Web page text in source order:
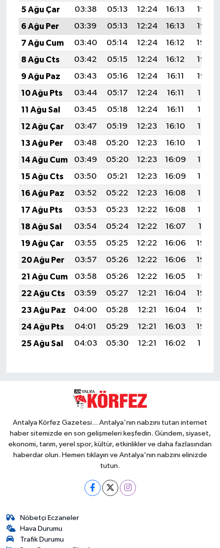
5 Ağu Çar
03:38 05:13 12:24 16:13
19:26
6 Ağu Per
03:39 05:13 12:24 16:13
19:25
7 Ağu Cum
03:40 05:14 12:24 16:12
19:24
8 Ağu Cts
03:42 05:15 12:24 16:12
19:23
9 Ağu Paz
03:43 05:16 12:24 16:11
19:22
10 Ağu Pts
03:44 05:17 12:24 16:11
19:21
11 Ağu Sal
03:45 05:18 12:24 16:11
19:19
12 Ağu Çar
03:47 05:19 12:23 16:10
19:18
13 Ağu Per
03:48 05:20 12:23 16:10
19:17
14 Ağu Cum
03:49 05:20 12:23 16:09
19:16
15 Ağu Cts
03:50 05:21 12:23 16:09
19:15
16 Ağu Paz
03:52 05:22 12:23 16:08
19:13
17 Ağu Pts
03:53 05:23 12:22 16:08
19:12
18 Ağu Sal
03:54 05:24 12:22 16:07
19:11
19 Ağu Çar
03:55 05:25 12:22 16:06
19:09
20 Ağu Per
03:57 05:26 12:22 16:06
19:08
21 Ağu Cum
03:58 05:26 12:22 16:05
19:07
22 Ağu Cts
03:59 05:27 12:21 16:04
19:05
23 Ağu Paz
04:00 05:28 12:21 16:04
19:04
24 Ağu Pts
04:01 05:29 12:21 16:03
19:03
25 Ağu Sal
04:03 05:30 12:21 16:02 19:01
Antalya Körfez Gazetesi... Antalya'nın nabzını tutan internet
haber sitemizde en son gelişmeleri keşfedin. Gündem, siyaset,
ekonomi, tarım, yerel spor, kültür, etkinlikler ve daha fazlasından
haberdar olun. Hemen tıklayın ve Antalya'nın nabzını elinizde
tutun.
Nöbetçi Eczaneler
Hava Durumu
Trafik Durumu